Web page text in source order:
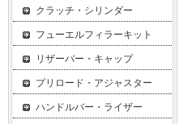
クラッチ・シリンダー
フューエルフィラーキット
リザーバー・キャップ
プリロード・アジャスター
ハンドルバー・ライザー